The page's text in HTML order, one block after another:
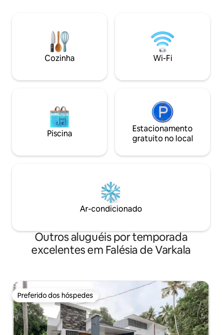
esta terra sem produtos químicos há
mais de 14 anos. Dois quartos king, dois
banheiros, cozinha completa. Acomoda
6 pessoas. Uma verdadeira fazenda de
juntos. Os
de pores do sol
na natureza e
romântica ou lua
Cozinha Wi-Fi
Piscina
Estacionamento
gratuito no local
Ar-condicionado
Outros aluguéis por temporada
excelentes em Falésia de Varkala
Preferido dos hóspedes
Preferido dos hóspedes